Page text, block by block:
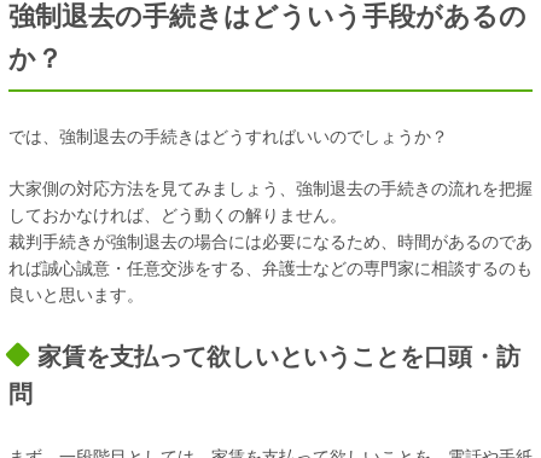
強制退去の手続きはどういう手段があるの
か？
では、強制退去の手続きはどうすればいいのでしょうか？
大家側の対応方法を見てみましょう、強制退去の手続きの流れを把握
しておかなければ、どう動くの解りません。
裁判手続きが強制退去の場合には必要になるため、時間があるのであ
れば誠心誠意・任意交渉をする、弁護士などの専門家に相談するのも
良いと思います。
家賃を支払って欲しいということを口頭・訪
問